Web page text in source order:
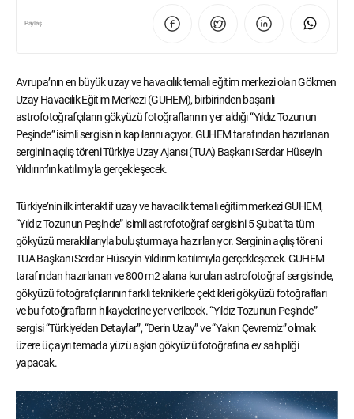
Paylaş
Avrupa’nın en büyük uzay ve havacılık temalı eğitim merkezi olan Gökmen
Uzay Havacılık Eğitim Merkezi (GUHEM), birbirinden başarılı
astrofotoğrafçıların gökyüzü fotoğraflarının yer aldığı “Yıldız Tozunun
Peşinde” isimli sergisinin kapılarını açıyor. GUHEM tarafından hazırlanan
serginin açılış töreni Türkiye Uzay Ajansı (TUA) Başkanı Serdar Hüseyin
Yıldırım’ın katılımıyla gerçekleşecek.
Türkiye’nin ilk interaktif uzay ve havacılık temalı eğitim merkezi GUHEM,
“Yıldız Tozunun Peşinde” isimli astrofotoğraf sergisini 5 Şubat’ta tüm
gökyüzü meraklılarıyla buluşturmaya hazırlanıyor. Serginin açılış töreni
TUA Başkanı Serdar Hüseyin Yıldırım katılımıyla gerçekleşecek. GUHEM
tarafından hazırlanan ve 800 m2 alana kurulan astrofotoğraf sergisinde,
gökyüzü fotoğrafçılarının farklı tekniklerle çektikleri gökyüzü fotoğrafları
ve bu fotoğrafların hikayelerine yer verilecek. “Yıldız Tozunun Peşinde”
sergisi “Türkiye’den Detaylar”, “Derin Uzay” ve “Yakın Çevremiz” olmak
üzere üç ayrı temada yüzü aşkın gökyüzü fotoğrafına ev sahipliği
yapacak.